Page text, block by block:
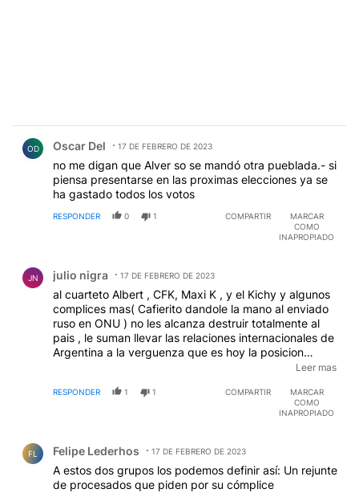
OD Oscar Del 17 DE FEBRERO DE 2023
no me digan que Alver so se mandó otra pueblada.- si
piensa presentarse en las proximas elecciones ya se
ha gastado todos los votos
RESPONDER 0 1 COMPARTIR
MARCAR
COMO
INAPROPIADO
JN julio nigra 17 DE FEBRERO DE 2023
al cuarteto Albert , CFK, Maxi K , y el Kichy y algunos
complices mas( Cafierito dandole la mano al enviado
ruso en ONU ) no les alcanza destruir totalmente al
pais , le suman llevar las relaciones internacionales de
Argentina a la verguenza que es hoy la posicion
politica con los demas paises, entre otros ejemplos
nicaragua venezauela, ,,,,,,,,,,AF llego al extremo de
declarar que en venezuela NO hay violacion de los
Leer mas
RESPONDER 1 1 COMPARTIR
MARCAR
COMO
INAPROPIADO
FL Felipe Lederhos 17 DE FEBRERO DE 2023
A estos dos grupos los podemos definir así: Un rejunte
de procesados que piden por su cómplice